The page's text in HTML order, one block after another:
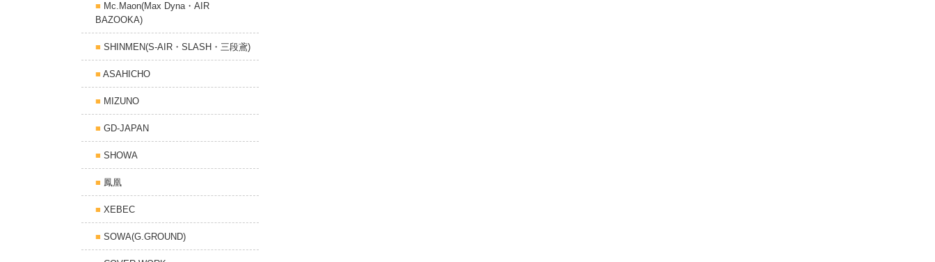
Mc.Maon(Max Dyna・AIR
BAZOOKA)
SHINMEN(S-AIR・SLASH・三段鳶)
ASAHICHO
MIZUNO
GD-JAPAN
SHOWA
鳳凰
XEBEC
SOWA(G.GROUND)